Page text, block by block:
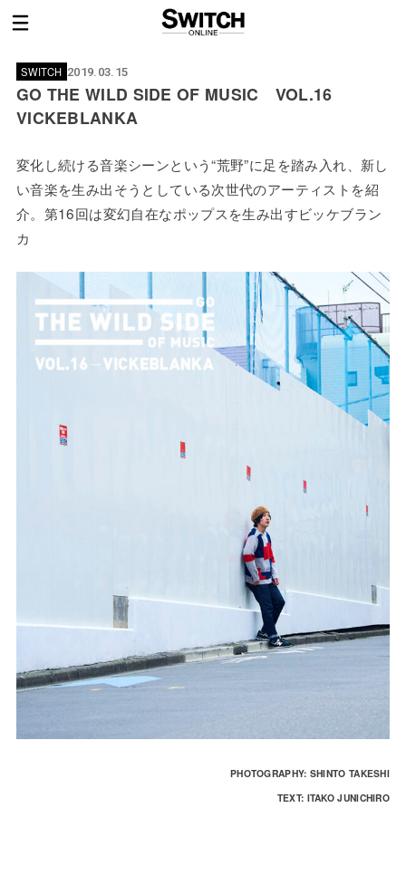
SWITCH 2019.03.15
GO THE WILD SIDE OF MUSIC VOL.16
VICKEBLANKA
変化し続ける音楽シーンという“荒野”に足を踏み入れ、新し
い音楽を生み出そうとしている次世代のアーティストを紹
介。第16回は変幻自在なポップスを生み出すビッケブラン
カ
PHOTOGRAPHY: SHINTO TAKESHI
TEXT: ITAKO JUNICHIRO